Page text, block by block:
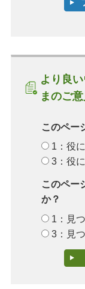
より良
まのご
このペー
1：役
3：役
このペー
か？
1：見
3：見